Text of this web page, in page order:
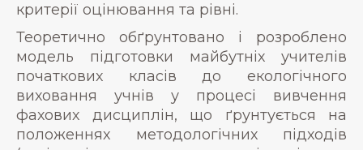
критерії оцінювання та рівні.
Теоретично обґрунтовано і розроблено
модель підготовки майбутніх учителів
початкових класів до екологічного
виховання учнів у процесі вивчення
фахових дисциплін, що ґрунтується на
положеннях методологічних підходів